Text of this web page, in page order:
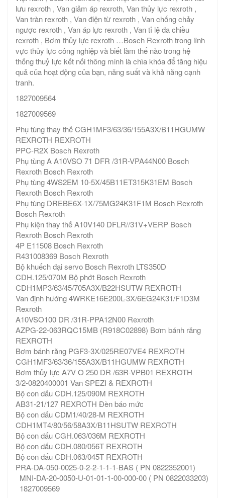
lưu rexroth , Van giảm áp rexroth, Van thủy lực rexroth ,
Van tràn rexroth , Van điện từ rexroth , Van chống chảy
ngược rexroth , Van áp lực rexroth , Van tỉ lệ đa chiều
rexroth , Bơm thủy lực rexroth …Bosch Rexroth trong lĩnh
vực thủy lực công nghiệp và biết làm thế nào trong hệ
thống thuỷ lực kết nối thông minh là chìa khóa để tăng hiệu
quả của hoạt động của bạn, năng suất và khả năng cạnh
tranh.
1827009564
1827009569
Phụ tùng thay thế CGH1MF3/63/36/155A3X/B11HGUMW
REXROTH REXROTH
PPC-R2X Bosch Rexroth
Phụ tùng A A10VSO 71 DFR /31R-VPA44N00 Bosch
Rexroth Bosch Rexroth
Phụ tùng 4WS2EM 10-5X/45B11ET315K31EM Bosch
Rexroth Bosch Rexroth
Phụ tùng DREBE6X-1X/75MG24K31F1M Bosch Rexroth
Bosch Rexroth
Phụ kiện thay thế A10V140 DFLR//31V+VERP Bosch
Rexroth Bosch Rexroth
4P E11508 Bosch Rexroth
R431008369 Bosch Rexroth
Bộ khuếch đại servo Bosch Rexroth LTS350D
CDH.125/070M Bộ phớt Bosch Rexroth
CDH1MP3/63/45/705A3X/B22HSUTW REXROTH
Van định hướng 4WRKE16E200L-3X/6EG24K31/F1D3M
Rexroth
A10VSO100 DR /31R-PPA12N00 Rexroth
AZPG-22-063RQC15MB (R918C02898) Bơm bánh răng
REXROTH
Bơm bánh răng PGF3-3X/025RE07VE4 REXROTH
CGH1MF3/63/36/155A3X/B11HGUMW REXROTH
Bơm thủy lực A7V O 250 DR /63R-VPB01 REXROTH
3/2-0820400001 Van SPEZI & REXROTH
Bộ con dấu CDH.125/090M REXROTH
AB31-21/127 REXROTH Đèn báo mức
Bộ con dấu CDM1/40/28-M REXROTH
CDH1MT4/80/56/58A3X/B11HSUTW REXROTH
Bộ con dấu CGH.063/036M REXROTH
Bộ con dấu CDH.080/056T REXROTH
Bộ con dấu CDH.063/045T REXROTH
PRA-DA-050-0025-0-2-2-1-1-1-BAS ( PN 0822352001)
MNI-DA-20-0050-U-01-01-1-00-000-00 ( PN 0822033203)
1827009569